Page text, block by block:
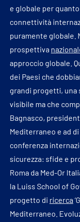
e globale per
connettività
puramente globale.
prospettiva
approccio globale.
dei Paesi che
grandi progetti, una
visibile ma che
Bagnasco,
Mediterraneo e ad
conferenza
sicurezza: sfide e
Roma da Med-Or
la Luiss School of
progetto di ricerca
Mediterraneo.